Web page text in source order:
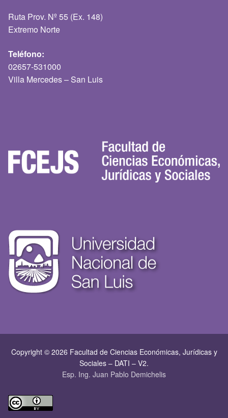
Ruta Prov. Nº 55 (Ex. 148)
Extremo Norte
Teléfono:
02657-531000
Villa Mercedes – San Luis
Copyright © 2026 Facultad de Ciencias Económicas, Jurí­dicas y
Sociales – DATI – V2.
Esp. Ing. Juan Pablo Demichelis